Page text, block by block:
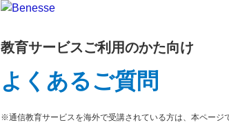
教育サービスご利用のかた向け
よくあるご質問
※通信教育サービスを海外で受講されている方は、本ページ